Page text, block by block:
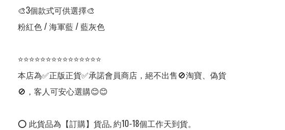
🎨3個款式可供選擇🎨
粉紅色 / 海軍藍 / 藍灰色
⭐⭐⭐⭐⭐⭐⭐⭐⭐⭐⭐⭐⭐⭐⭐
本店為✅正版正貨✅承諾會員商店，絕不出售🚫淘寶、偽貨
🚫，客人可安心選購😊😊
⭕ 此貨品為【訂購】貨品, 約10-18個工作天到貨。